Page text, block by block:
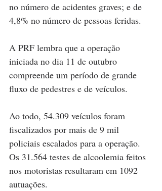
no número de acidentes graves; e de
4,8% no número de pessoas feridas.
A PRF lembra que a operação
iniciada no dia 11 de outubro
compreende um período de grande
fluxo de pedestres e de veículos.
Ao todo, 54.309 veículos foram
fiscalizados por mais de 9 mil
policiais escalados para a operação.
Os 31.564 testes de alcoolemia feitos
nos motoristas resultaram em 1092
autuações.